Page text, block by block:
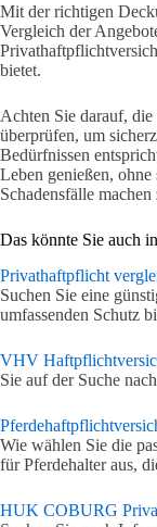
Mit der richtigen
Vergleich der
bietet.
Achten Sie darauf,
überprüfen, um
Bedürfnissen
Leben genießen,
Schadensfälle machen
Das könnte Sie auch
Privathaftpflicht
Suchen Sie eine
umfassenden Schutz
VHV
Sie auf der Suche
Wie wählen Sie die
für Pferdehalter aus,
HUK COBURG